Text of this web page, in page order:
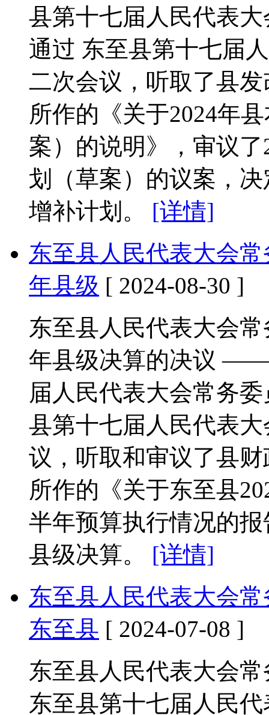
县第十七届人民代表
通过 东至县第十七届
二次会议，听取了县
所作的《关于2024年
案）的说明》，审议
划（草案）的议案，
增补计划。 [详情]
东至县人民代表大会
年县级 [ 2024-08-30 ]
东至县人民代表大会
年县级决算的决议
届人民代表大会常务
县第十七届人民代表
议，听取和审议了县
所作的《关于东至县
半年预算执行情况的
县级决算。 [详情]
东至县人民代表大会
东至县 [ 2024-07-08 ]
东至县人民代表大会
东至县第十七届人民